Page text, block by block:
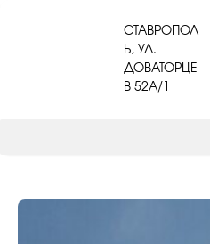
СТАВРОПОЛ
Ь, УЛ.
ДОВАТОРЦЕ
В 52A/1